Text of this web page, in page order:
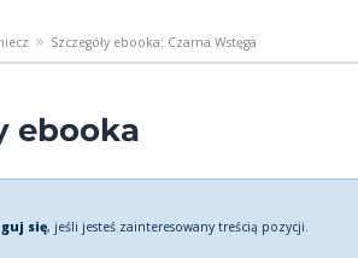
Szczegóły ebooka: Czarna Wstęga
ebooka
się, jeśli jesteś zainteresowany treścią pozycji.